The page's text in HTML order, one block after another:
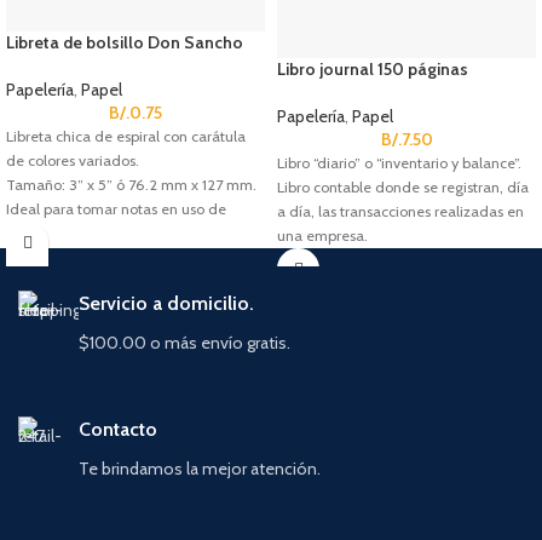
Libreta de bolsillo Don Sancho
Papelería, Papel
B/.0.75
Libreta chica de espiral con carátula
de colores variados.
Tamaño: 3” x 5” ó 76.2 mm x 127 mm.
Ideal para tomar notas en uso de
oficina.
Libro journal 150 páginas
Papelería, Papel
B/.7.50
Libro “diario” o “inventario y balance”.
Libro contable donde se registran, día
a día, las transacciones realizadas en
una empresa.
Se vende por unidad.
Servicio a domicilio.
$100.00 o más envío gratis.
Contacto
Te brindamos la mejor atención.